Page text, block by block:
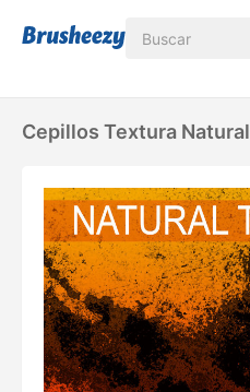
Cepillos Textura Natural